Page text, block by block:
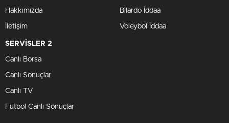
Hakkımızda
İletişim
Bilardo İddaa
Voleybol İddaa
SERVİSLER 2
Canlı Borsa
Canlı Sonuçlar
Canlı TV
Futbol Canlı Sonuçlar